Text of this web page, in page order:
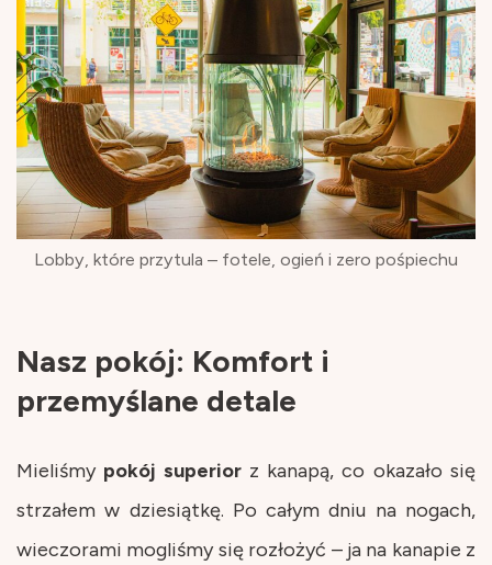
Lobby, które przytula – fotele, ogień i zero pośpiechu
Nasz pokój: Komfort i
przemyślane detale
Mieliśmy pokój superiorz kanapą, co okazało się
strzałem w dziesiątkę. Po całym dniu na nogach,
wieczorami mogliśmy się rozłożyć – ja na kanapie z